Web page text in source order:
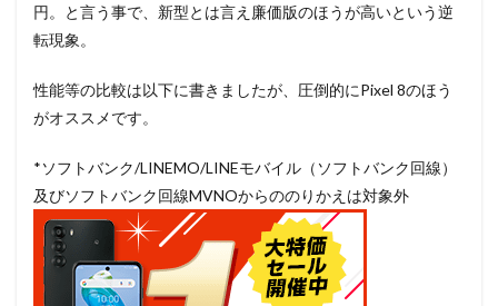
円。と言う事で、新型とは言え廉価版のほうが高いという逆
転現象。
性能等の比較は以下に書きましたが、圧倒的にPixel 8のほう
がオススメです。
*ソフトバンク/LINEMO/LINEモバイル（ソフトバンク回線）
及びソフトバンク回線MVNOからののりかえは対象外